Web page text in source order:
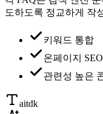
도하도록 정교하게 작
키워드 통합
온페이지
관련성 높은
aitdk